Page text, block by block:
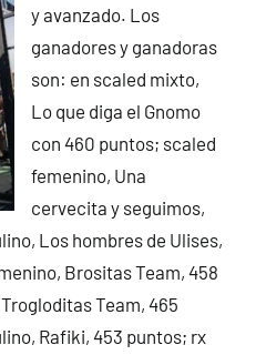
y avanzado. Los
ganadores y ganadoras
son: en scaled mixto,
Lo que diga el Gnomo
con 460 puntos; scaled
femenino, Una
cervecita y seguimos,
Los hombres de Ulises,
Brositas Team, 458
Team, 465
Rafiki, 453 puntos; rx